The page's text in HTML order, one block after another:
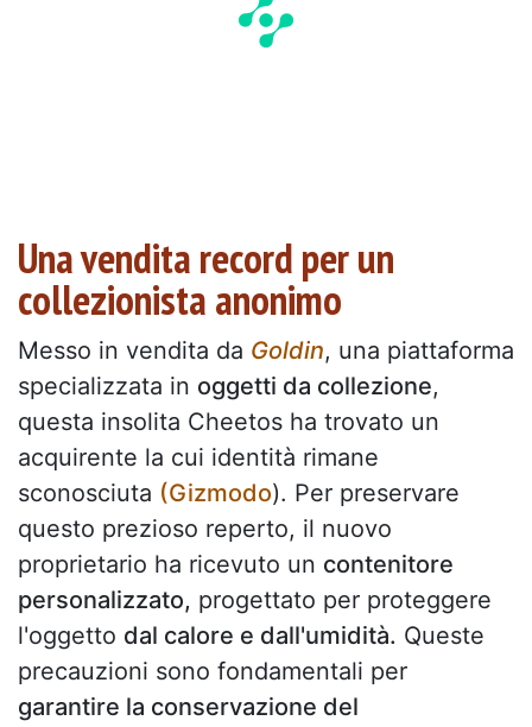
Una vendita record per un
collezionista anonimo
Messo in vendita da Goldin, una piattaforma
specializzata in oggetti da collezione,
questa insolita Cheetos ha trovato un
acquirente la cui identità rimane
sconosciuta (Gizmodo). Per preservare
questo prezioso reperto, il nuovo
proprietario ha ricevuto un contenitore
personalizzato, progettato per proteggere
l'oggetto dal calore e dall'umidità. Queste
precauzioni sono fondamentali per
garantire la conservazione del